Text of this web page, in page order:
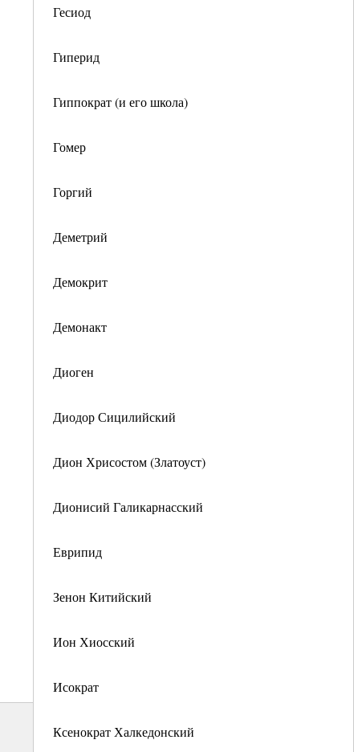
Гесиод
Гиперид
Гиппократ (и его школа)
Гомер
Горгий
Деметрий
Демокрит
Демонакт
Диоген
Диодор Сицилийский
Дион Хрисостом (Златоуст)
Дионисий Галикарнасский
Еврипид
Зенон Китийский
Ион Хиосский
Исократ
Ксенократ Халкедонский